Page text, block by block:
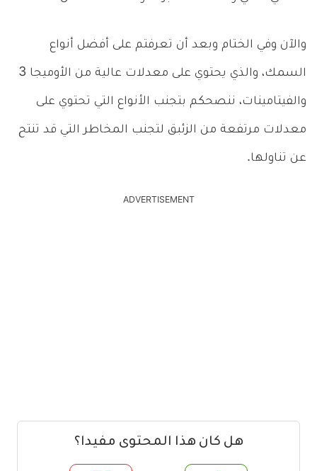
والآن وفي الختام وبعد أن تعرفتم على أفضل أنواع
السمك، والذي يحتوي على معدلات عالية من الأوميجا 3
والفيتامينات، ننصحكم بتجنب الأنواع التي تحتوي على
معدلات مرتفعة من الزئبق لتجنب المخاطر التي قد تنتح
عن تناولها.
ADVERTISEMENT
هل كان هذا المحتوى مفيدا؟